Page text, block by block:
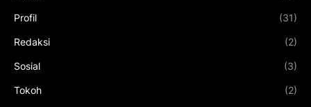
Profil (31)
Redaksi (2)
Sosial (3)
Tokoh (2)